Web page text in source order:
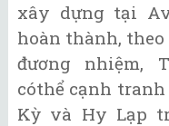
xây dựng tại
hoàn thành,
đương nhiệm,
cóthể cạnh
Kỳ và Hy Lạp